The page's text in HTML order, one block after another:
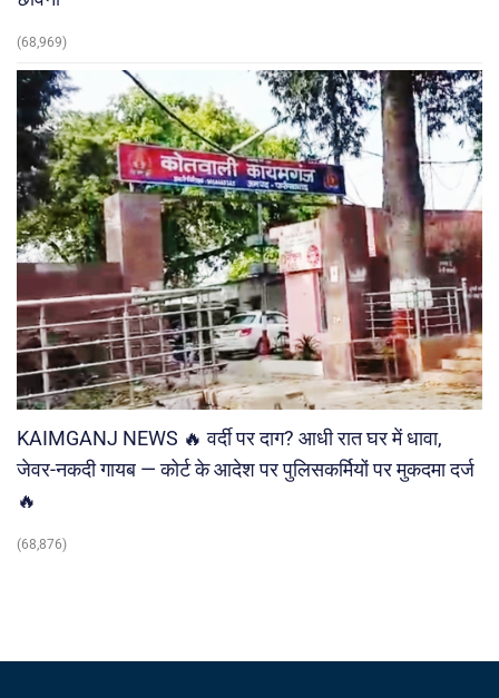
(68,969)
KAIMGANJ NEWS 🔥 वर्दी पर दाग? आधी रात घर में धावा,
जेवर-नकदी गायब — कोर्ट के आदेश पर पुलिसकर्मियों पर मुकदमा दर्ज
🔥
(68,876)